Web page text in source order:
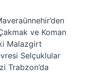
ve Koman
Malazgirt
Selçuklular
Trabzon’da